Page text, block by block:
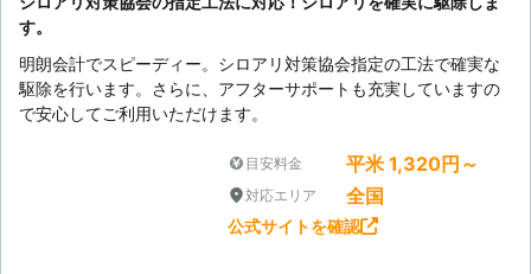
す。
明朗会計でスピーディー。シロアリ対策協会指定の工法で確実な
駆除を行います。さらに、アフターサポートも充実していますの
で安心してご利用いただけます。
目安料金 平米 1,320円～
対応エリア 全国
公式サイトを確認